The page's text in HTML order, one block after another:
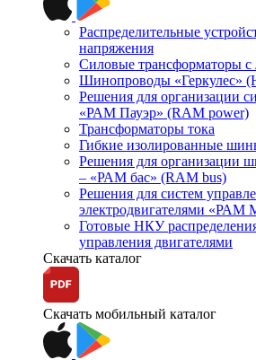
Распределительные
напряжения
Силовые трансформаторы с
Шинопроводы «Геркулес»
Решения для организации
«РАМ Пауэр» (RAM power)
Трансформаторы тока
Гибкие изолированные
Решения для организации
– «РАМ бас» (RAM bus)
Решения для систем
электродвигателями
Готовые НКУ
управления двигателями
Скачать каталог
Скачать мобильный каталог